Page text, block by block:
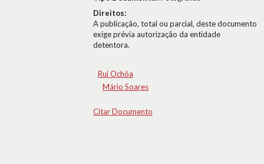
Direitos:
A publicação, total ou parcial, deste documento
exige prévia autorização da entidade
detentora.
Rui Ochôa
Mário Soares
Citar Documento